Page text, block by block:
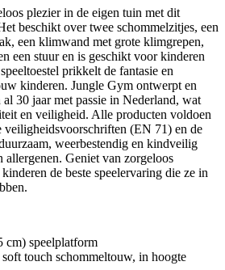
plezier in de eigen tuin met dit
beschikt over twee schommelzitjes, een
een klimwand met grote klimgrepen,
een stuur en is geschikt voor kinderen
prikkelt de fantasie en
kinderen. Jungle Gym ontwerpt en
al 30 jaar met passie in Nederland, wat
en veiligheid. Alle producten voldoen
veiligheidsvoorschriften (EN 71) en de
weerbestendig en kindveilig
allergenen. Geniet van zorgeloos
de beste speelervaring die ze in
cm) speelplatform
touch schommeltouw, in hoogte